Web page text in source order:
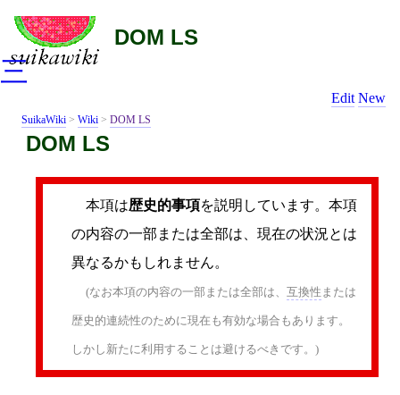
DOM LS
Edit New
SuikaWiki > Wiki > DOM LS
DOM LS
本項は歴史的事項を説明しています。本項
の内容の一部または全部は、現在の状況とは
異なるかもしれません。
(なお本項の内容の一部または全部は、 互換性 または
歴史的連続性のために現在も有効な場合もあります。
しかし新たに利用することは避けるべきです。)
三